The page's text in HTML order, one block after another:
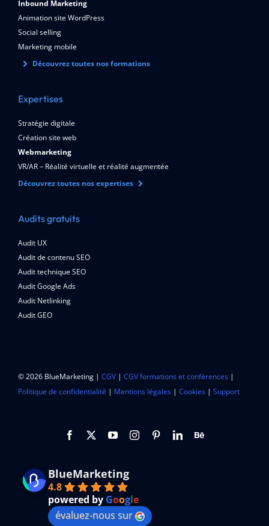
Inbound Marketing
Animation site WordPress
Social selling
Marketing mobile
Découvrez toutes nos formations
Expertises
Stratégie digitale
Création site web
Webmarketing
VR/AR – Réalité virtuelle et réalité augmentée
Découvrez toutes nos expertises
Audits gratuits
Audit UX
Audit de contenu SEO
Audit technique SEO
Audit Google Ads
Audit Netlinking
Audit GEO
© 2026 BlueMarketing | CGV| CGV formations et conférences|
Politique de confidentialité | Mentions légales| Cookies| Support
BlueMarketing
4.8
powered by Google
évaluez-nous sur